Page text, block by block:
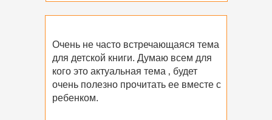
Очень не часто встречающаяся тема
для детской книги. Думаю всем для
кого это актуальная тема ‚ будет
очень полезно прочитать ее вместе с
ребенком.